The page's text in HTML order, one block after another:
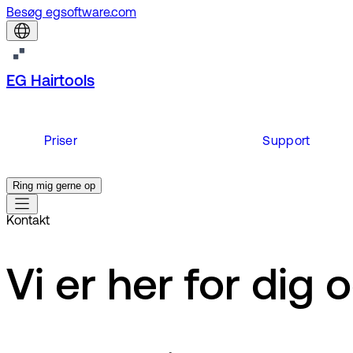
Besøg egsoftware.com
EG Hairtools
Priser Support
Ring mig gerne op
Kontakt
Vi er her for dig